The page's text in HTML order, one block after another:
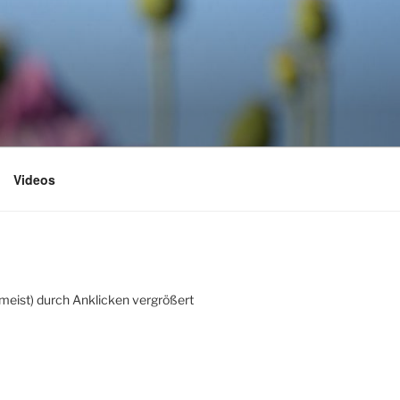
Videos
durch Anklicken vergrößert